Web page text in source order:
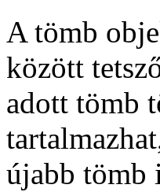
A tömb
között
adott tömb
újabb tömb